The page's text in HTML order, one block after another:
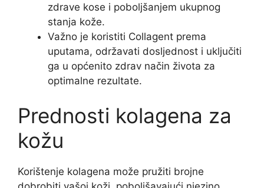
zdrave kose i poboljšanjem ukupnog
stanja kože.
Važno je koristiti Collagent prema
uputama, održavati dosljednost i uključiti
ga u općenito zdrav način života za
optimalne rezultate.
Prednosti kolagena za
kožu
Korištenje kolagena može pružiti brojne